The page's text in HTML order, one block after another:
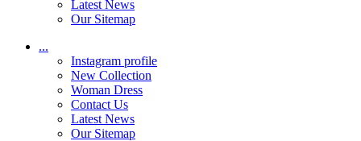
Latest News
Our Sitemap
...
Instagram profile
New Collection
Woman Dress
Contact Us
Latest News
Our Sitemap